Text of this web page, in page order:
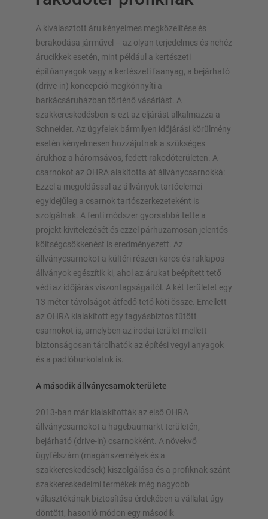
A kiválasztott áru kényelmes megközelítése és
berakodása járművel – az olyan terjedelmes és nehéz
árucikkek esetén, mint például a kertészeti
építőanyagok vagy a kertészeti faanyag, a bejárható
(drive-in) koncepció megkönnyíti a
barkácsáruházban történő vásárlást. A
szakkereskedésben is ezt az eljárást alkalmazza a
Schneider. Az ügyfelek bármilyen időjárási körülmény
esetén kényelmesen hozzájutnak a szükséges
árukhoz a háromsávos, fedett rakodóterületen. A
csarnokot az OHRA alakította át állványcsarnokká:
Ezzel a megoldással az állványok tartóelemei
egyidejűleg a csarnok tartószerkezeteként is
szolgálnak. A fenti módszer gyorsabbá tette a
projekt kivitelezését és ezzel párhuzamosan jelentős
költségcsökkenést is eredményezett. Az
állványcsarnokot a kültéri részen karos és raklapos
állványok egészítik ki, ahol az árukat beépített tető
védi az időjárás viszontagságaitól. A két területet egy
13 méter távolságot átfedő tető köti össze. Emellett
az OHRA kialakított egy fagyásbiztos fűtött
csarnokot is, amelyben az irodai terület mellett
biztonságosan tárolhatók az építési vegyi anyagok
és a padlóburkolatok is.
A második állványcsarnok területe
2013-ban már kialakították az első OHRA
állványcsarnokot a hagebaumarkt területén,
bejárható (drive-in) csarnokként. A növekvő
ügyfélszám (magánszemélyek és a
szakkereskedések) kiszolgálása és a profiknak szánt
szakkereskedelmi termékek még nagyobb
választékának biztosítása érdekében a vállalat úgy
döntött, hasonló módon egy második
ÁLLVÁNYRENDSZEREK
Raklapos állvány
Mobil állványrendszerek
Automata raktári megoldások
Állványcsarnokok
Tároló galériák
Függőleges állványrendszer
Tervezze meg egyedileg állványrendszerét
konfigurátorainkkal
Polc konfigurálása most